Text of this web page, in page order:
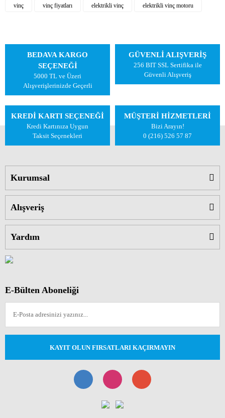
vinç
vinç fiyatları elektrikli vinç elektrikli vinç motoru
BEDAVA KARGO
SEÇENEĞİ
5000 TL ve Üzeri
Alışverişlerinizde Geçerli
GÜVENLİ ALIŞVERİŞ
256 BIT SSL Sertifika ile
Güvenli Alışveriş
KREDİ KARTI SEÇENEĞİ
Kredi Kartınıza Uygun
Taksit Seçenekleri
MÜŞTERİ HİZMETLERİ
Bizi Arayın!
0 (216) 526 57 87
Kurumsal
Alışveriş
Yardım
E-Bülten Aboneliği
KAYIT OLUN FIRSATLARI KAÇIRMAYIN